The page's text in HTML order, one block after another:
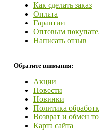
Как сделать заказ
Оплата
Гарантии
Оптовым
Написать отзыв
Обратите внимания:
Акции
Новости
Новинки
Политика
Возврат и обмен
Карта сайта